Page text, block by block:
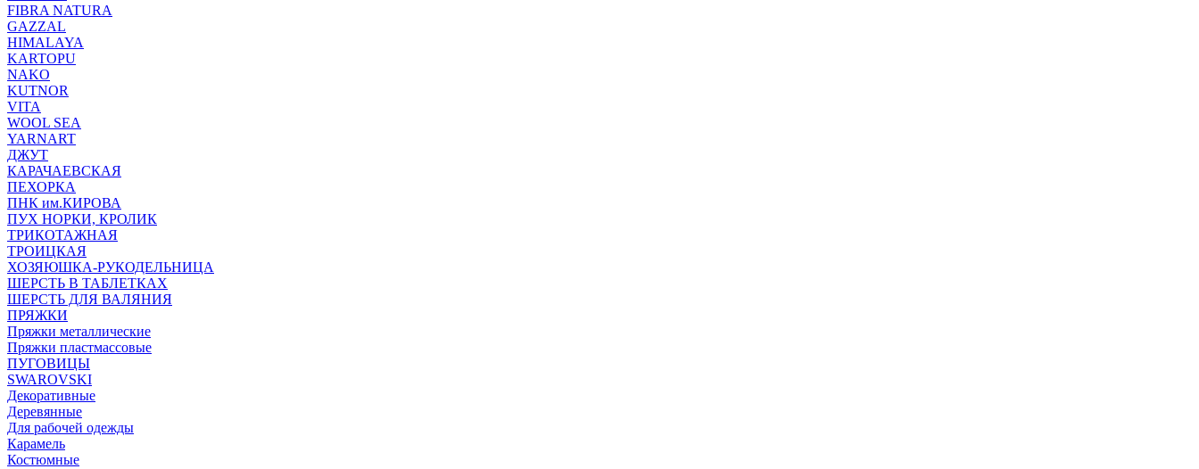
FIBRA NATURA
GAZZAL
HIMALAYA
KARTOPU
NAKO
KUTNOR
VITA
WOOL SEA
YARNART
ДЖУТ
КАРАЧАЕВСКАЯ
ПЕХОРКА
ПНК им.КИРОВА
ПУХ НОРКИ, КРОЛИК
ТРИКОТАЖНАЯ
ТРОИЦКАЯ
ХОЗЯЮШКА-РУКОДЕЛЬНИЦА
ШЕРСТЬ В ТАБЛЕТКАХ
ШЕРСТЬ ДЛЯ ВАЛЯНИЯ
ПРЯЖКИ
Пряжки металлические
Пряжки пластмассовые
ПУГОВИЦЫ
SWAROVSKI
Декоративные
Деревянные
Для рабочей одежды
Карамель
Костюмные